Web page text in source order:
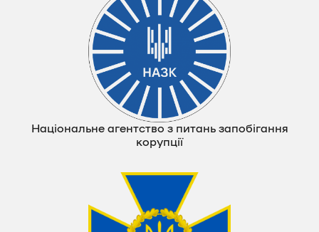
Національне агентство з питань запобігання
корупції